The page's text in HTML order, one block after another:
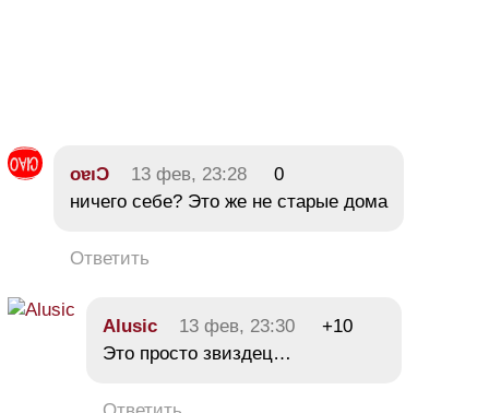
oɐıƆ 13 фев, 23:28
0
ничего себе? Это же не старые дома
Ответить
Alusic 13 фев, 23:30
+10
Это просто звиздец…